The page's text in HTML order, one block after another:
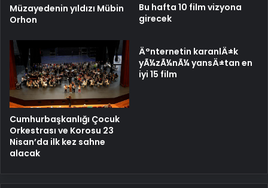
Müzayedenin yıldızı Mübin
Orhon
Bu hafta 10 film vizyona
girecek
Cumhurbaşkanlığı Çocuk
Orkestrası ve Korosu 23
Nisan’da ilk kez sahne
alacak
Ä°nternetin karanlÄ±k
yÃ¼zÃ¼nÃ¼ yansÄ±tan en
iyi 15 film